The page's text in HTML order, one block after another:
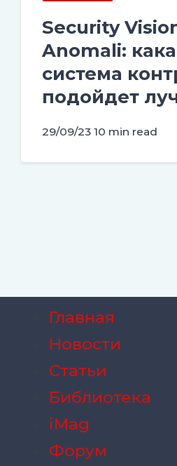
Security
Anomali:
система
подойдет
29/09/23 10 min read
Главная
Новости
Статьи
Библиотека
iMag
Форум